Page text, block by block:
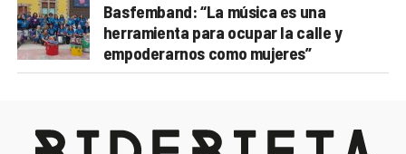
Basfemband: “La música es una
herramienta para ocupar la calle y
empoderarnos como mujeres”